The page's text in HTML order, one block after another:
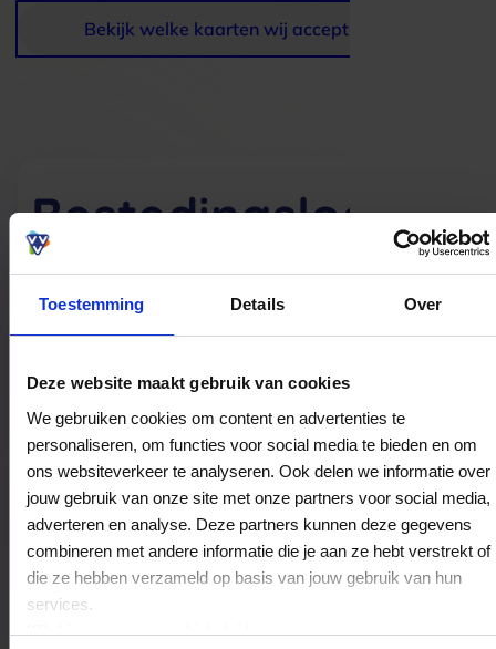
Toestemming Details Over
Deze website maakt gebruik van cookies
We gebruiken cookies om content en advertenties te
personaliseren, om functies voor social media te bieden en om
ons websiteverkeer te analyseren. Ook delen we informatie over
jouw gebruik van onze site met onze partners voor social media,
adverteren en analyse. Deze partners kunnen deze gegevens
combineren met andere informatie die je aan ze hebt verstrekt of
die ze hebben verzameld op basis van jouw gebruik van hun
services.
Klikhiervoor ons cookiebeleid.
Bekijk welke kaarten wij accepteren
Bestedingslocaties
Fusion Dome
6717AJ Ede
Veelgestelde Vragen
Kan ik het saldo in delen besteden?
Ja, je mag het saldo van je VVV
cadeaukaart in delen uitgeven.